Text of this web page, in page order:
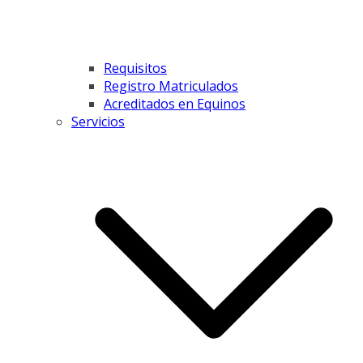
Requisitos
Registro Matriculados
Acreditados en Equinos
Servicios